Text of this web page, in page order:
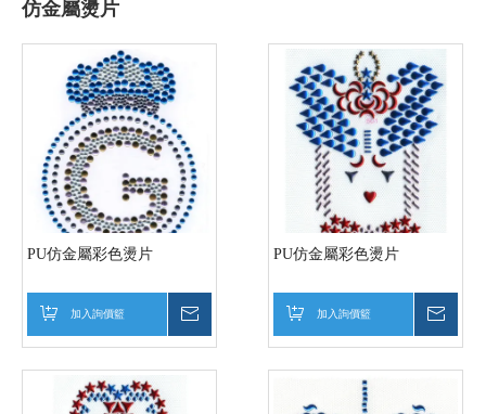
仿金屬燙片
PU仿金屬彩色燙片
加入詢價籃
PU仿金屬彩色燙片
加入詢價籃